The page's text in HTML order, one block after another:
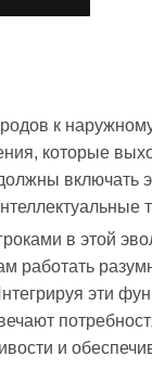
к
которые
включать
в этой
работать
эти
и